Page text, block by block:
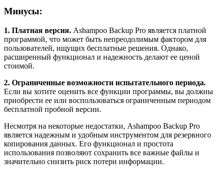
Минусы:
1. Платная версия. Ashampoo Backup Pro является платной
программой, что может быть непреодолимым фактором для
пользователей, ищущих бесплатные решения. Однако,
расширенный функционал и надежность делают ее ценой
стоимой.
2. Ограниченные возможности испытательного периода.
Если вы хотите оценить все функции программы, вы должны
приобрести ее или воспользоваться ограниченным периодом
бесплатной пробной версии.
Несмотря на некоторые недостатки, Ashampoo Backup Pro
является надежным и удобным инструментом для резервного
копирования данных. Его функционал и простота
использования позволяют сохранить все важные файлы и
значительно снизить риск потери информации.